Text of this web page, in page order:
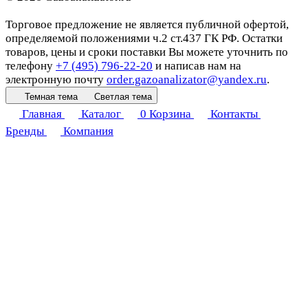
Торговое предложение не является публичной офертой,
определяемой положениями ч.2 ст.437 ГК РФ. Остатки
товаров, цены и сроки поставки Вы можете уточнить по
телефону +7 (495) 796-22-20 и написав нам на
электронную почту order.gazoanalizator@yandex.ru.
Темная тема Светлая тема
Главная Каталог 0 Корзина
Контакты
Бренды
Компания